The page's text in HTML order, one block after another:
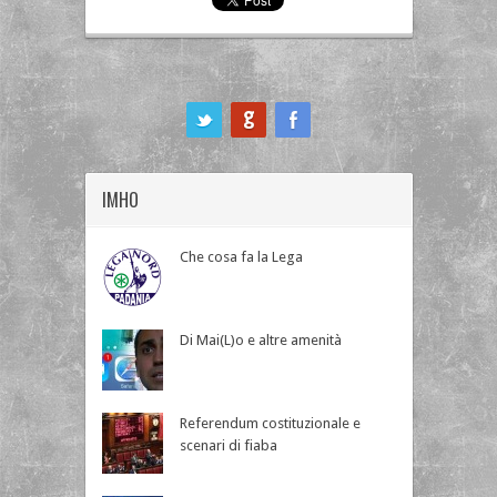
IMHO
Che cosa fa la Lega
Di Mai(L)o e altre amenità
Referendum costituzionale e
scenari di fiaba